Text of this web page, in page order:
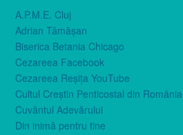
A.P.M.E. Cluj
Adrian Tămăşan
Biserica Betania Chicago
Cezareea Facebook
Cezareea Reşiţa YouTube
Cultul Creştin Penticostal din România
Cuvântul Adevărului
Din inimă pentru tine